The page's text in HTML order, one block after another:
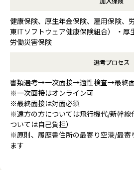
健康保険、厚生年金保険、雇用保険、
東ITソフトウェア健康保険組合） ・厚
労働災害保険
選考プロセス
書類選考→一次面接→適性検査→最終
※一次面接はオンライン可
※最終面接は対面必須
※遠方の方については飛行機代/新幹線
ついては自己負担）
※原則、履歴書住所の最寄り空港/最寄
ます